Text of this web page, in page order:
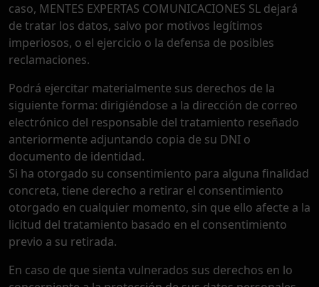
caso, MENTES EXPERTAS COMUNICACIONES SL dejará
de tratar los datos, salvo por motivos legítimos
imperiosos, o el ejercicio o la defensa de posibles
reclamaciones.
Podrá ejercitar materialmente sus derechos de la
siguiente forma: dirigiéndose a la dirección de correo
electrónico del responsable del tratamiento reseñado
anteriormente adjuntando copia de su DNI o
documento de identidad.
Si ha otorgado su consentimiento para alguna finalidad
concreta, tiene derecho a retirar el consentimiento
otorgado en cualquier momento, sin que ello afecte a la
licitud del tratamiento basado en el consentimiento
previo a su retirada.
En caso de que sienta vulnerados sus derechos en lo